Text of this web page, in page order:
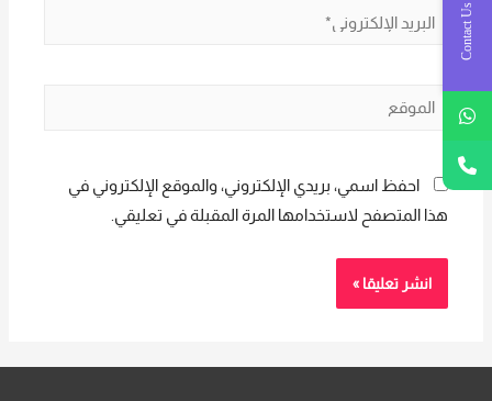
البريد
الموقع
احفظ اسمي، بريدي الإلكتروني، والموقع الإلكتروني في
هذا المتصفح لاستخدامها المرة المقبلة في تعليقي.
Contact Us